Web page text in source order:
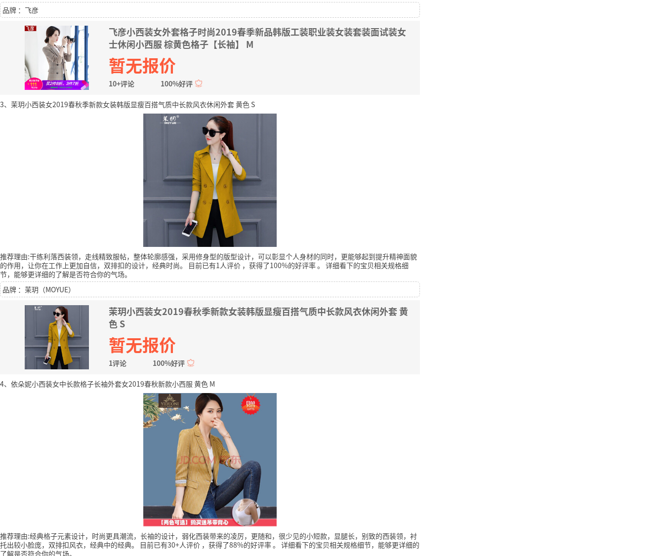
品牌 ：飞彦
飞彦小西装女外套格子时尚2019春季新品韩版工装职业装女装套装面试装女
士休闲小西服 棕黄色格子【长袖】 M
暂无报价
10+评论 100%好评
3、茉玥小西装女2019春秋季新款女装韩版显瘦百搭气质中长款风衣休闲外套 黄色 S
推荐理由:干练利落西装领，走线精致服帖，整体轮廓感强，采用修身型的版型设计，可以彰显个人身材的同时，更能够起到提升精神面貌
的作用，让你在工作上更加自信，双排扣的设计，经典时尚。
目前已有1人评价 ，获得了100%的好评率。 详细看下的宝贝相关规格细
节，能够更详细的了解是否符合你的气场。
品牌 ：茉玥（MOYUE）
茉玥小西装女2019春秋季新款女装韩版显瘦百搭气质中长款风衣休闲外套 黄
色 S
暂无报价
1评论 100%好评
4、依朵妮小西装女中长款格子长袖外套女2019春秋新款小西服 黄色 M
推荐理由:经典格子元素设计，时尚更具潮流，长袖的设计，弱化西装带来的凌厉，更随和，很少见的小短款，显腿长，别致的西装领，衬
托出较小脸庞，双排扣风衣，经典中的经典。
目前已有30+人评价 ，获得了88%的好评率。 详细看下的宝贝相关规格细节，能够更详细的
了解是否符合你的气场。